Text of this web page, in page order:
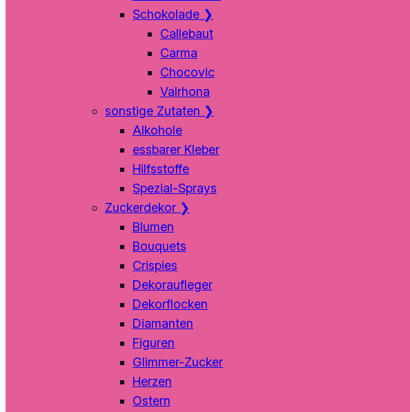
Schokolade ❯
Callebaut
Carma
Chocovic
Valrhona
sonstige Zutaten ❯
Alkohole
essbarer Kleber
Hilfsstoffe
Spezial-Sprays
Zuckerdekor ❯
Blumen
Bouquets
Crispies
Dekoraufleger
Dekorflocken
Diamanten
Figuren
Glimmer-Zucker
Herzen
Ostern